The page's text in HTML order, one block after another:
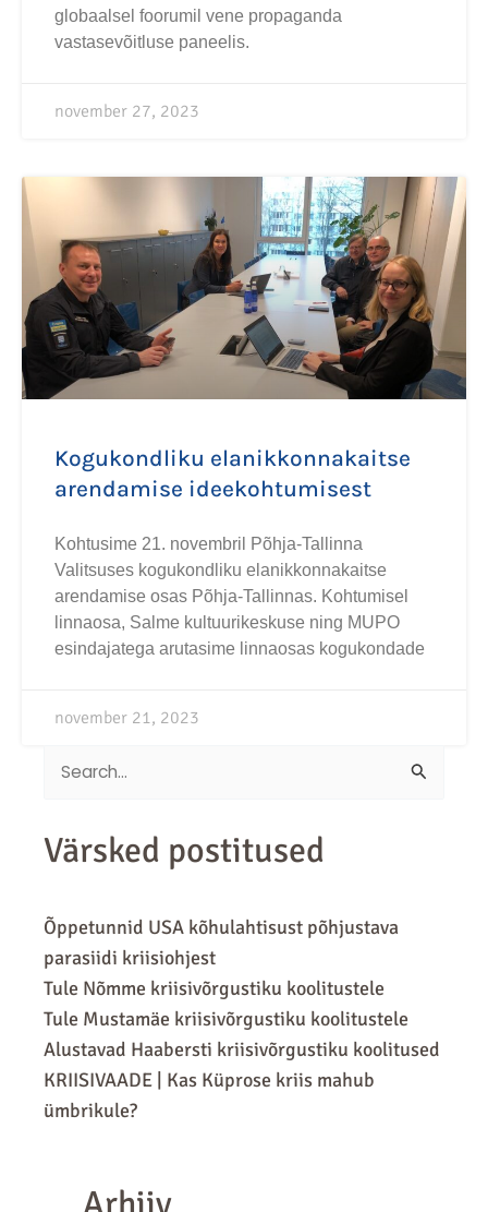
globaalsel foorumil vene propaganda
vastasevõitluse paneelis.
november 27, 2023
Kogukondliku elanikkonnakaitse
arendamise ideekohtumisest
Kohtusime 21. novembril Põhja-Tallinna
Valitsuses kogukondliku elanikkonnakaitse
arendamise osas Põhja-Tallinnas. Kohtumisel
linnaosa, Salme kultuurikeskuse ning MUPO
esindajatega arutasime linnaosas kogukondade
november 21, 2023
Search
Värsked postitused
Õppetunnid USA kõhulahtisust põhjustava
parasiidi kriisiohjest
Tule Nõmme kriisivõrgustiku koolitustele
Tule Mustamäe kriisivõrgustiku koolitustele
Alustavad Haabersti kriisivõrgustiku koolitused
KRIISIVAADE | Kas Küprose kriis mahub
ümbrikule?